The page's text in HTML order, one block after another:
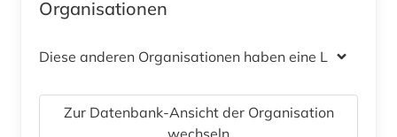
Organisationen
Diese anderen Organisationen haben eine Lizenz
Zur Datenbank-Ansicht der Organisation
wechseln